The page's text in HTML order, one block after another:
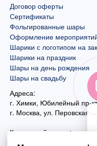
Договор оферты
Сертификаты
Фольгированные шары
Оформление
Шарики с логотипом на
Шарики на праздник
Шары на день рождения
Шары на свадьбу
Адреса:
г. Химки, Юбилейный пр-
г. Москва, ул. Перовская,
Контактный номер: